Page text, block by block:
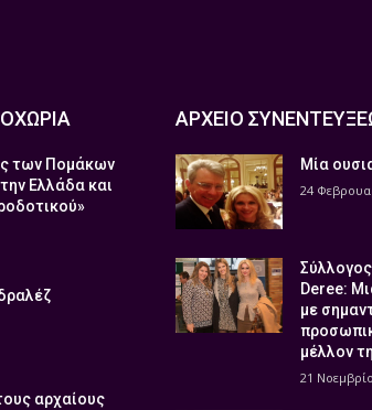
των Πομάκων
Ελλάδα και
αρχαίους
ΑΡΧΕΙΟ
Μία
24
Deree:
με
μέλλον
21